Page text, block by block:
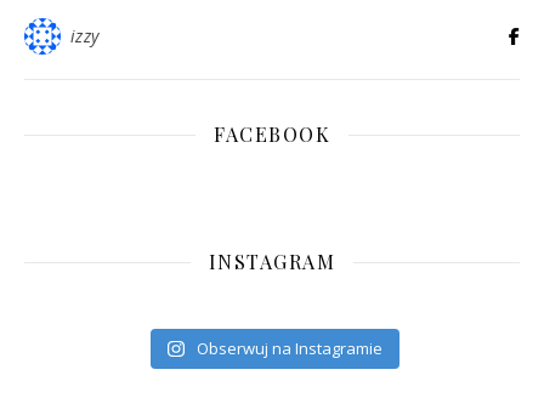
izzy
FACEBOOK
INSTAGRAM
Obserwuj na Instagramie